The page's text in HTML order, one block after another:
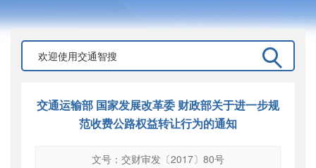
交通运输部 国家发展改革委 财政部关于进一步规
范收费公路权益转让行为的通知
文号：交财审发〔2017〕80号